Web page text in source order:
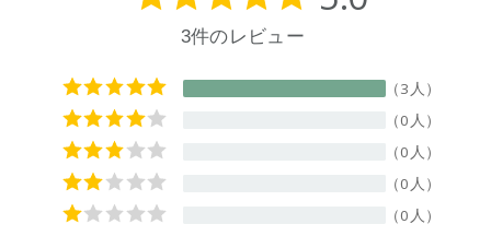
界面活性剤(11%、アルキルグリコシド、アルキル硫酸エステ
ルナトリウム)、金属封鎖剤、アルカリ剤、水軟化剤、pH調整
【原産国】
【メーカー品番】
店舗でお問い合わせの際には、下記品番をお伝え下さい。
4573623432474